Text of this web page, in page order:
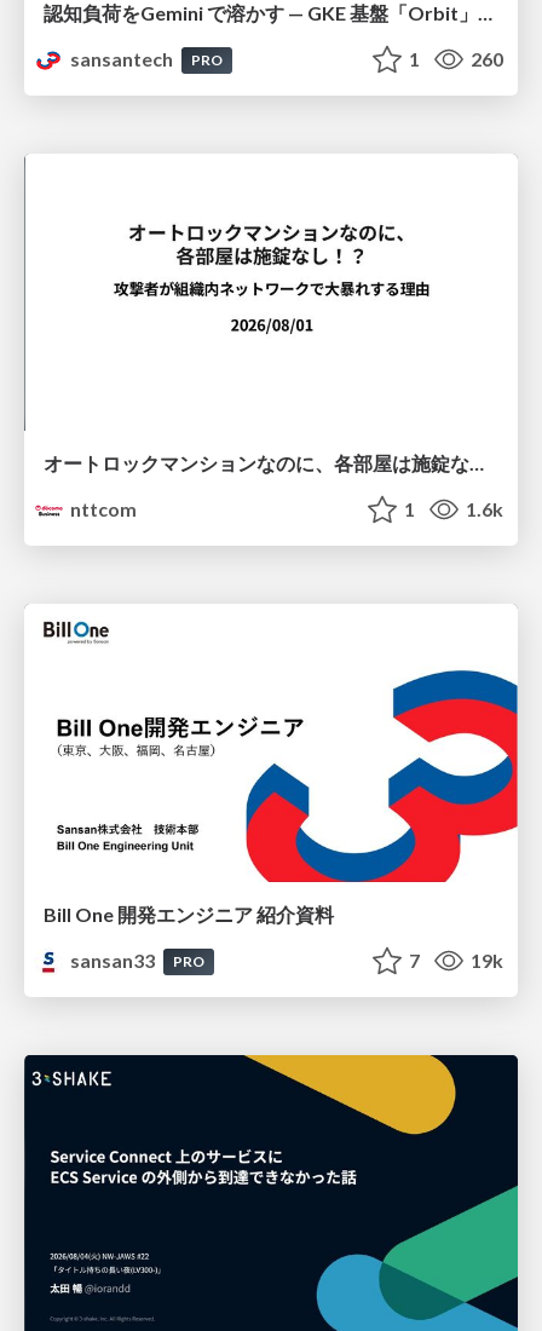
認知負荷をGemini で溶かす — GKE 基盤「Orbit」における AI エージェントの実践
sansantech
PRO 1 260
オートロックマンションなのに、各部屋は施錠なし！？ 攻撃者が組織内ネットワークで大暴れする理由 / The Front Door Is Locked, but the Rooms Are Wide Open: Why Attackers Move Freely Inside Enterprise Networks
nttcom
1 1.6k
Bill One 開発エンジニア 紹介資料
sansan33
PRO 7 19k